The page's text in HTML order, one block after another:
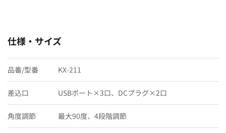
仕様・サイズ
品番/型番 KX-211
差込口 USBポート×3口、DCプラグ×2口
角度調節 最大90度、4段階調節